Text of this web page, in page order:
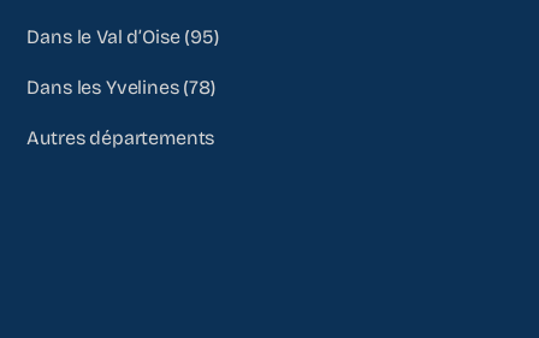
Dans le Val d’Oise (95)
Dans les Yvelines (78)
Autres départements